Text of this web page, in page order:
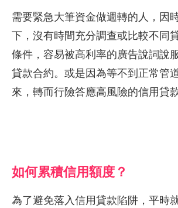
需要緊急大筆資金做週轉的人，因
下，沒有時間充分調查或比較不同
條件，容易被高利率的廣告說詞說
貸款合約。或是因為等不到正常管
來，轉而行險答應高風險的信用貸款
如何累積信用額度？
為了避免落入信用貸款陷阱，平時